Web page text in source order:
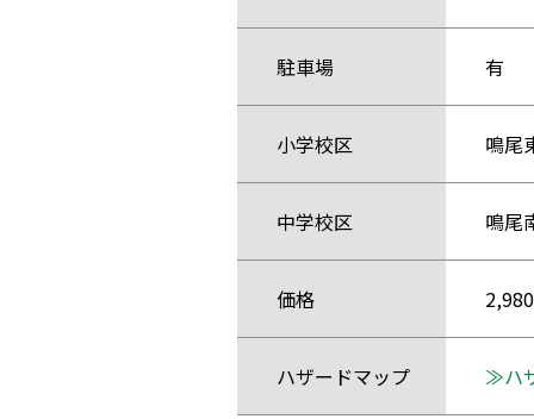
駐車場 有
小学校区 鳴尾
中学校区 鳴尾
価格
ハザードマップ ≫ハ